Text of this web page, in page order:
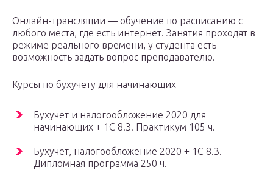
Онлайн-трансляции — обучение по расписанию с
любого места, где есть интернет. Занятия проходят в
режиме реального времени, у студента есть
возможность задать вопрос преподавателю.
Курсы по бухучету для начинающих
Бухучет и налогообложение 2020 для
начинающих + 1С 8.3. Практикум 105 ч.
Бухучет, налогообложение 2020 + 1C 8.3.
Дипломная программа 250 ч.